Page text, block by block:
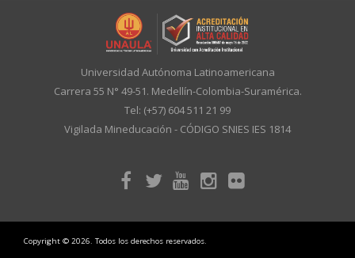
Universidad Autónoma Latinoamericana
Carrera 55 N° 49-51. Medellín-Colombia-Suramérica.
Tel: (+57) 604 511 21 99
Vigilada Mineducación - CÓDIGO SNIES IES 1814
Copyright © 2026. Todos los derechos reservados.